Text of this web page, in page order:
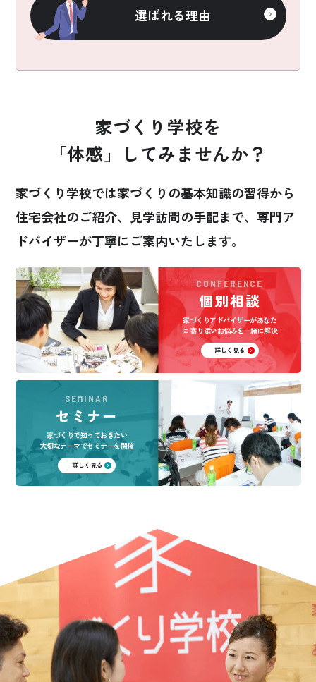
選ばれる理由
家づくり学校を
「体感」してみませんか？
家づくり学校では家づくりの基本知識の習得から
住宅会社のご紹介、見学訪問の手配まで、 専門ア
ドバイザーが丁寧にご案内いたします。
CONFERENCE
個別相談
家づくりアドバイザーがあなた
に 寄り添いお悩みを一緒に解決
詳しく見る
SEMINAR
セミナー
家づくりで知っておきたい
大切なテーマでセミナーを開催
詳しく見る